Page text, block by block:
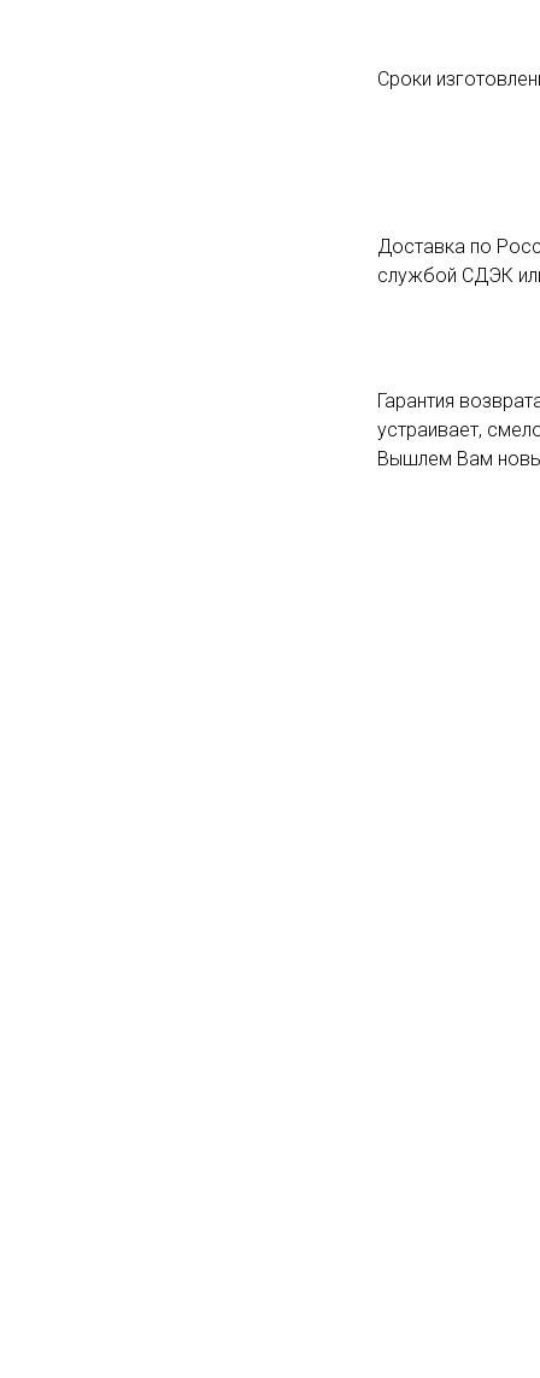
Сроки
Гарантия
устраивает,
Вышлем Вам
Доставка по
службой СДЭК